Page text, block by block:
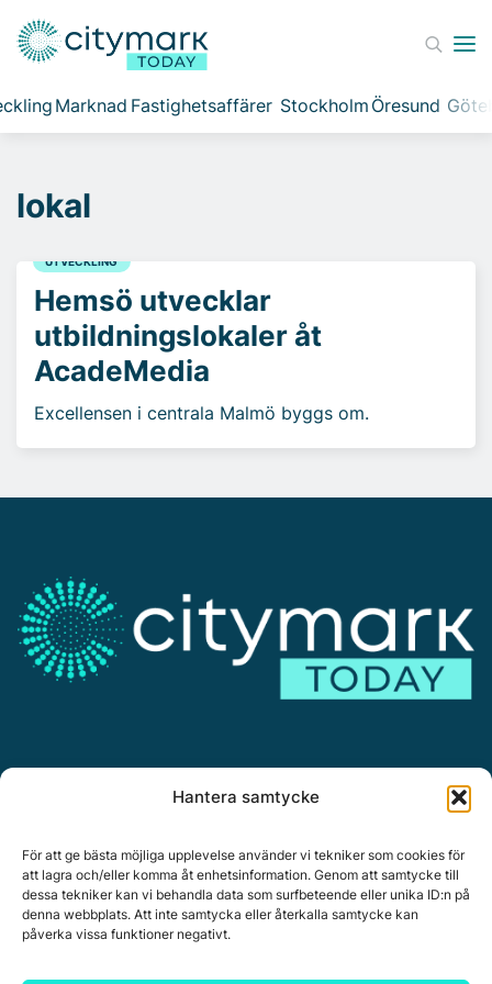
Hantera samtycke
För att ge bästa möjliga upplevelse använder vi tekniker som cookies för
att lagra och/eller komma åt enhetsinformation. Genom att samtycke till
dessa tekniker kan vi behandla data som surfbeteende eller unika ID:n på
denna webbplats. Att inte samtycka eller återkalla samtycke kan
påverka vissa funktioner negativt.
Marknad Fastighetsaffärer Stockholm Öresund
lokal
UTVECKLING
Hemsö utvecklar
utbildningslokaler åt
AcadeMedia
Excellensen i centrala Malmö byggs om.
Personuppgiftspolicy